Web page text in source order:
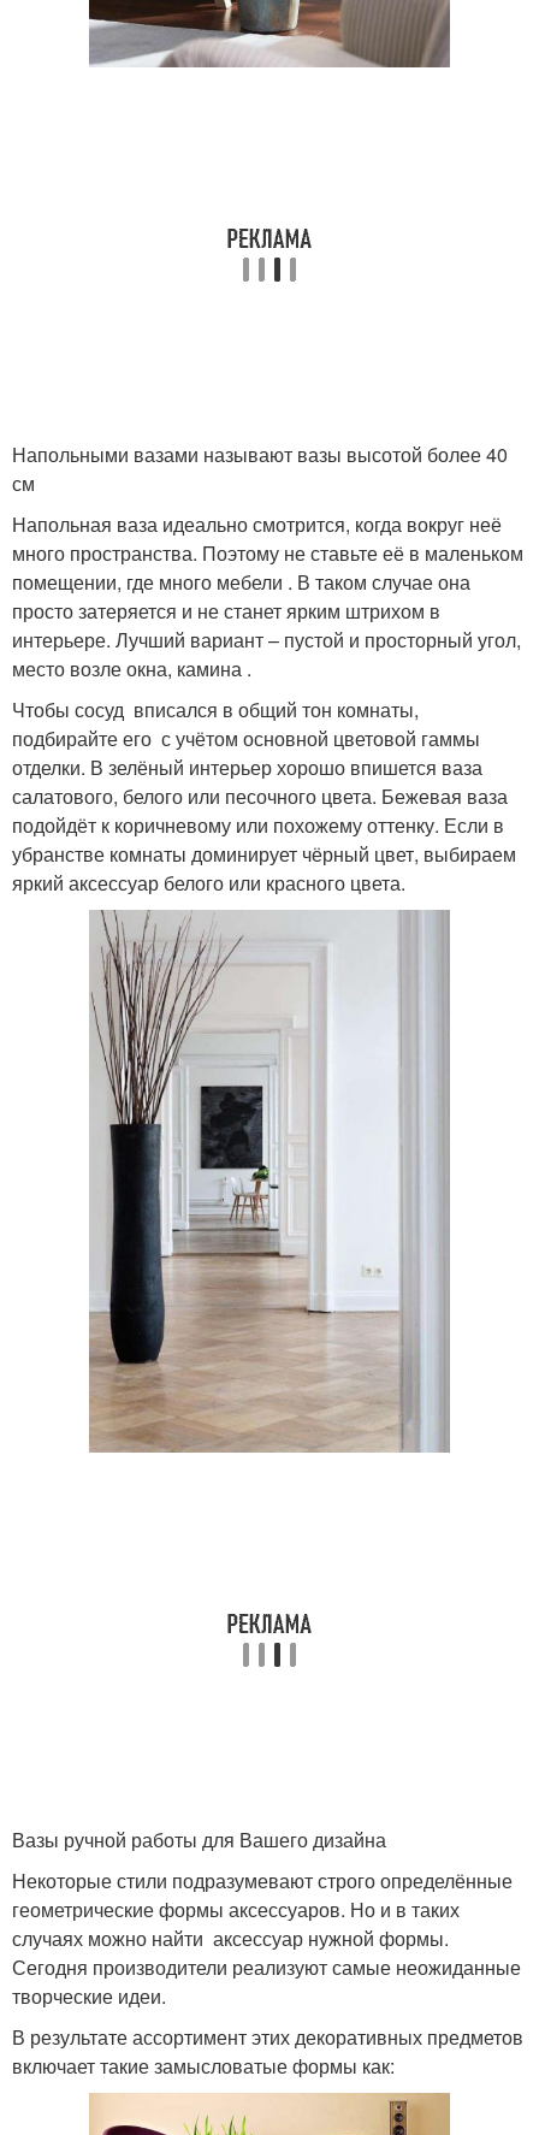
Напольными вазами называют вазы высотой более 40
см
Напольная ваза идеально смотрится, когда вокруг неё
много пространства. Поэтому не ставьте её в маленьком
помещении, где много мебели . В таком случае она
просто затеряется и не станет ярким штрихом в
интерьере. Лучший вариант – пустой и просторный угол,
место возле окна, камина .
Чтобы сосуд вписался в общий тон комнаты,
подбирайте его с учётом основной цветовой гаммы
отделки. В зелёный интерьер хорошо впишется ваза
салатового, белого или песочного цвета. Бежевая ваза
подойдёт к коричневому или похожему оттенку. Если в
убранстве комнаты доминирует чёрный цвет, выбираем
яркий аксессуар белого или красного цвета.
Вазы ручной работы для Вашего дизайна
Некоторые стили подразумевают строго определённые
геометрические формы аксессуаров. Но и в таких
случаях можно найти аксессуар нужной формы.
Сегодня производители реализуют самые неожиданные
творческие идеи.
В результате ассортимент этих декоративных предметов
включает такие замысловатые формы как: